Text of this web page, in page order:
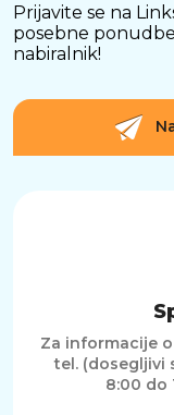
Prijavite se na
posebne
nabiralnik!
Za informacije
tel. (dosegljivi
8:00 do